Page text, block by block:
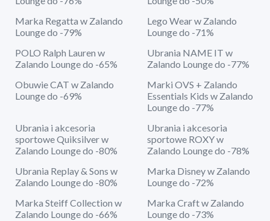
Marka Regatta w Zalando
Lounge do -79%
Lego Wear w Zalando
Lounge do -71%
POLO Ralph Lauren w
Zalando Lounge do -65%
Ubrania NAME IT w
Zalando Lounge do -77%
Obuwie CAT w Zalando
Lounge do -69%
Marki OVS + Zalando
Essentials Kids w Zalando
Lounge do -77%
Ubrania i akcesoria
sportowe Quiksilver w
Zalando Lounge do -80%
Ubrania i akcesoria
sportowe ROXY w
Zalando Lounge do -78%
Ubrania Replay & Sons w
Zalando Lounge do -80%
Marka Disney w Zalando
Lounge do -72%
Marka Steiff Collection w
Zalando Lounge do -66%
Marka Craft w Zalando
Lounge do -73%